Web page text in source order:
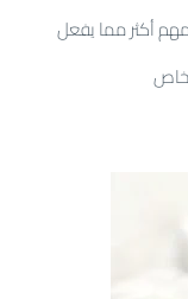
أكثر مما يفعل
خاص